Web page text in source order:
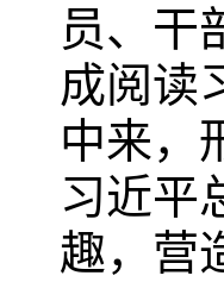
员、干
成阅读
中来，
习近平
趣，营